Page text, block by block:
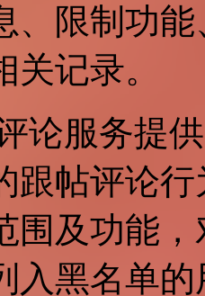
、限制功
记录。
论服务提
跟帖评论
围及功能
入黑名单